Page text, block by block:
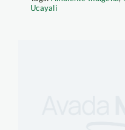
Ucayali